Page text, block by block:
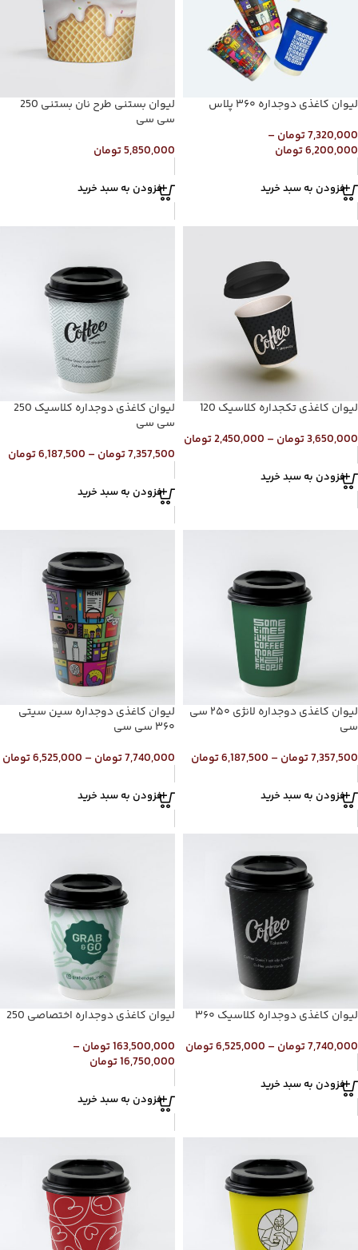
لیوان کاغذی دوجداره ۳۶۰ پلاس
7,320,000تومان –
6,200,000تومان
افزودن به سبد خرید
لیوان بستنی طرح نان بستنی 250
سی سی
5,850,000تومان
افزودن به سبد خرید
لیوان کاغذی تکجداره کلاسیک 120
3,650,000تومان –
2,450,000تومان
افزودن به سبد خرید
لیوان کاغذی دوجداره کلاسیک 250
سی سی
7,357,500تومان –
6,187,500تومان
افزودن به سبد خرید
لیوان کاغذی دوجداره لانژی ۲۵۰ سی
سی
7,357,500تومان –
6,187,500تومان
افزودن به سبد خرید
لیوان کاغذی دوجداره سین سیتی
۳۶۰ سی سی
7,740,000تومان –
6,525,000تومان
افزودن به سبد خرید
لیوان کاغذی دوجداره کلاسیک ۳۶۰
7,740,000تومان –
6,525,000تومان
افزودن به سبد خرید
لیوان کاغذی دوجداره اختصاصی 250
163,500,000تومان –
16,750,000تومان
افزودن به سبد خرید